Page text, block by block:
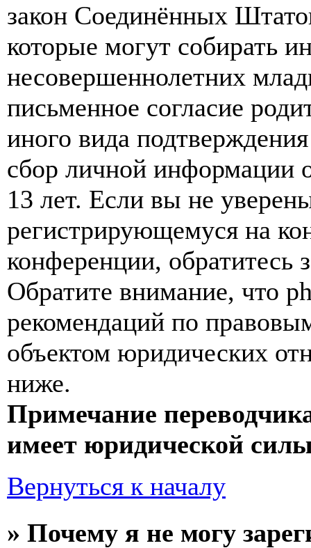
закон Соединённых
которые могут собирать
несовершеннолетних
письменное согласие
иного вида
сбор личной информации
13 лет. Если вы не
регистрирующемуся на
конференции, обратитесь
Обратите внимание, что
рекомендаций по
объектом юридических
ниже.
Примечание
имеет юридической
Вернуться к началу
» Почему я не могу